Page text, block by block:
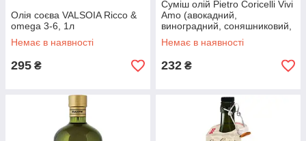
Олія соєва VALSOIA Ricco &
omega 3-6, 1л
Немає в наявності
295 ₴
Суміш олій Pietro Coricelli Vivi
Amo (авокадний,
виноградний, соняшниковий,
оливковий, ріпаковий)
Немає в наявності
232 ₴